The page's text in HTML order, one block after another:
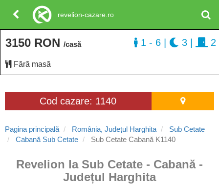
Cod cazare: 1140
Pagina principală România, Județul Harghita
Sub Cetate
Cabană Sub Cetate
Sub Cetate Cabană K1140
Revelion la Sub Cetate - Cabană -
Județul Harghita
3150 RON /casă
Fără masă
1 - 6 3 2
revelion-cazare.ro